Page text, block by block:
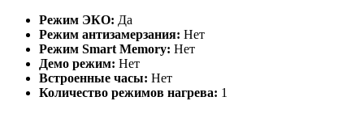
Режим ЭКО: Да
Режим антизамерзания: Нет
Режим Smart Memory: Нет
Демо режим: Нет
Встроенные часы: Нет
Количество режимов нагрева: 1